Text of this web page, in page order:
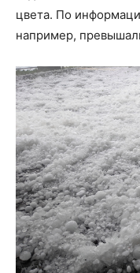
цвета. По
например,